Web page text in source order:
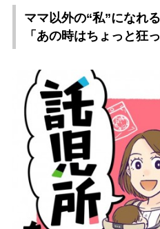
ママ以外の“私”になれ
「あの時はちょっと狂